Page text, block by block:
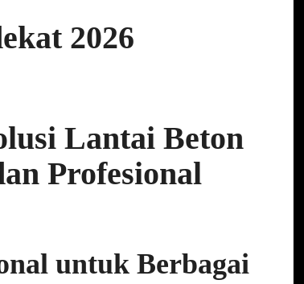
2026
Lantai Beton
Profesional
untuk Berbagai